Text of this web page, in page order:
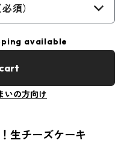
須）
available
いの方向け
生チーズケーキ